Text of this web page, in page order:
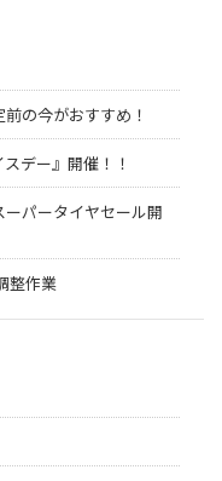
の今がおすすめ！
デー』開催！！
パータイヤセール開
整作業